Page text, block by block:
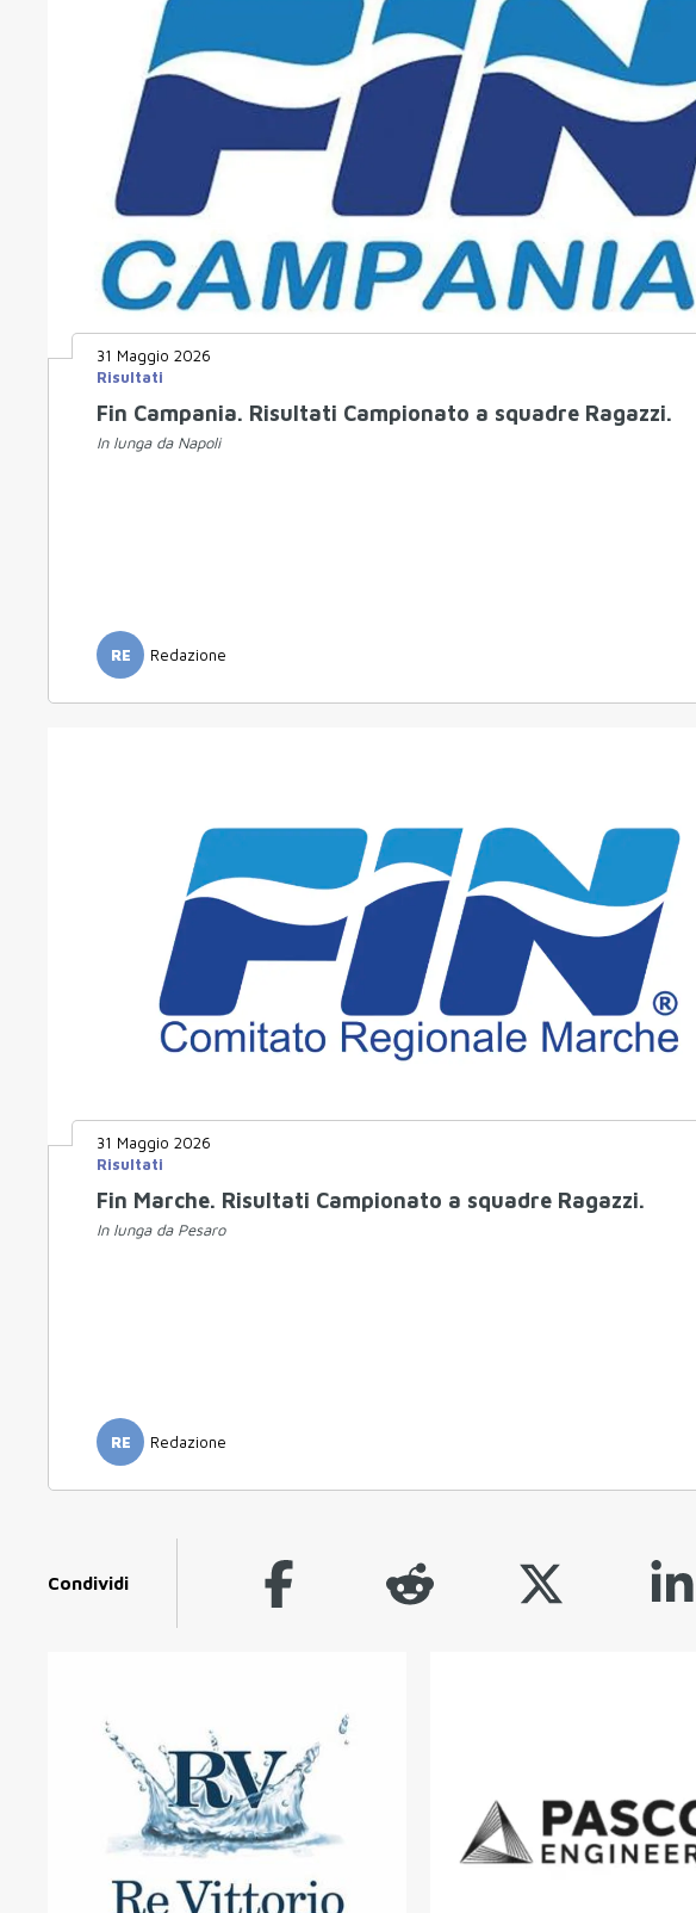
31 Maggio 2026
Risultati
Fin Campania. Risultati Campionato a squadre Ragazzi.
In lunga da Napoli
RE Redazione
31 Maggio 2026
Risultati
Fin Marche. Risultati Campionato a squadre Ragazzi.
In lunga da Pesaro
RE Redazione
Condividi